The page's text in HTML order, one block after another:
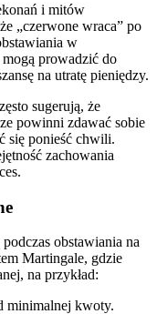
i mitów
„czerwone wraca” po
w
prowadzić do
na utratę pieniędzy.
sugerują, że
powinni zdawać sobie
się ponieść chwili.
zachowania
obstawiania na
Martingale, gdzie
na przykład:
minimalnej kwoty.